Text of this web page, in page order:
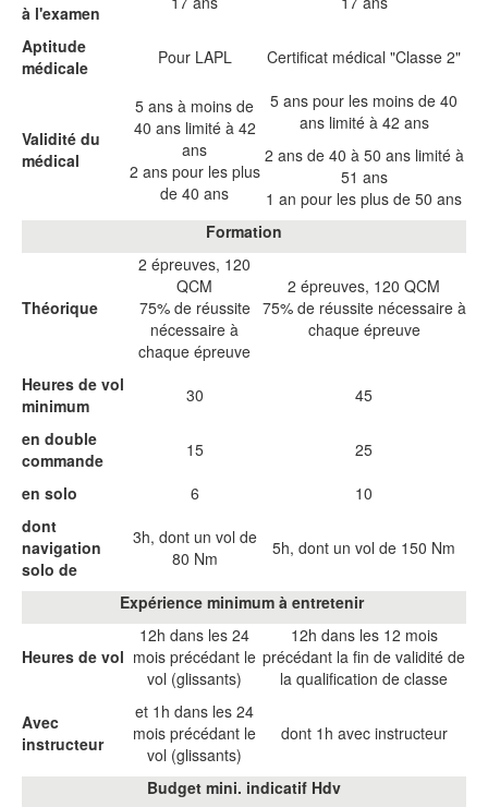
à l'examen
Aptitude
médicale
Pour LAPL Certificat médical "Classe 2"
Validité du
médical
5 ans à moins de
40 ans limité à 42
ans
2 ans pour les plus
de 40 ans
5 ans pour les moins de 40
ans limité à 42 ans
2 ans de 40 à 50 ans limité à
51 ans
1 an pour les plus de 50 ans
Formation
Théorique
2 épreuves, 120
QCM
75% de réussite
nécessaire à
chaque épreuve
2 épreuves, 120 QCM
75% de réussite nécessaire à
chaque épreuve
Heures de vol
minimum
30
45
en double
commande
15
25
en solo
6
10
dont
navigation
solo de
3h, dont un vol de
80 Nm
5h, dont un vol de 150 Nm
Expérience minimum à entretenir
Heures de vol
12h dans les 24
mois précédant le
vol (glissants)
12h dans les 12 mois
précédant la fin de validité de
la qualification de classe
Avec
instructeur
et 1h dans les 24
mois précédant le
vol (glissants)
dont 1h avec instructeur
Budget mini. indicatif Hdv